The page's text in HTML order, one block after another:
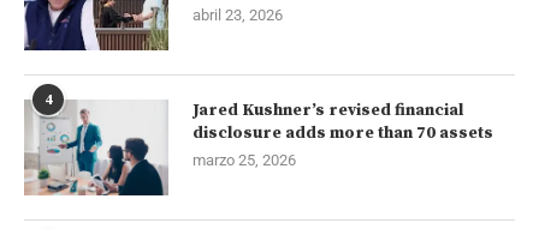
abril 23, 2026
4
Jared Kushner’s revised financial
disclosure adds more than 70 assets
marzo 25, 2026